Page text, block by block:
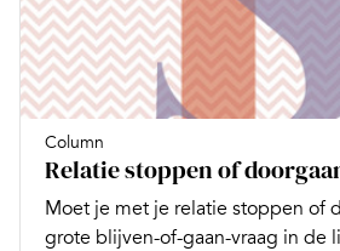
Column
Relatie stoppen of
Moet je met je relatie stoppen of
grote blijven-of-gaan-vraag in de